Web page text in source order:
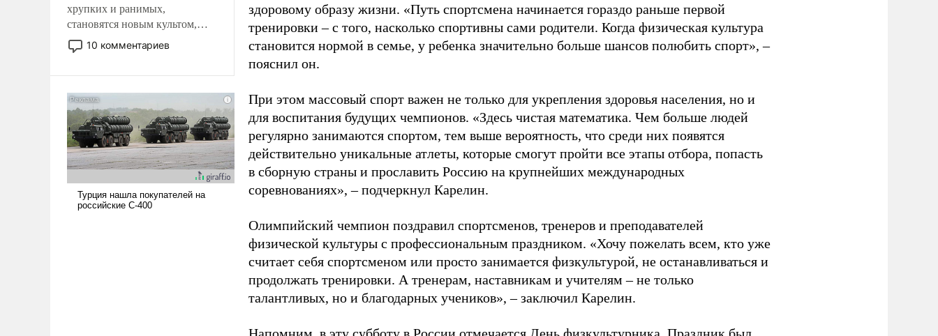
хрупких и ранимых,
становятся новым культом,
постепенно вытесняя и
отменяя традиционное
ударами судьбы, брать на себя
ответственность, помогать
слабым, идти вперед и
адаптироваться.
10 комментариев
здоровому образу жизни. «Путь спортсмена начинается гораздо раньше первой
тренировки – с того, насколько спортивны сами родители. Когда физическая культура
становится нормой в семье, у ребенка значительно больше шансов полюбить спорт», –
пояснил он.
При этом массовый спорт важен не только для укрепления здоровья населения, но и
для воспитания будущих чемпионов. «Здесь чистая математика. Чем больше людей
регулярно занимаются спортом, тем выше вероятность, что среди них появятся
действительно уникальные атлеты, которые смогут пройти все этапы отбора, попасть
в сборную страны и прославить Россию на крупнейших международных
соревнованиях», – подчеркнул Карелин.
Олимпийский чемпион поздравил спортсменов, тренеров и преподавателей
физической культуры с профессиональным праздником. «Хочу пожелать всем, кто уже
считает себя спортсменом или просто занимается физкультурой, не останавливаться и
продолжать тренировки. А тренерам, наставникам и учителям – не только
талантливых, но и благодарных учеников», – заключил Карелин.